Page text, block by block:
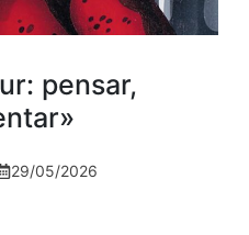
pensar,
29/05/2026